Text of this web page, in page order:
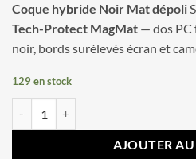
Coque hybride Noir Mat dépoli
Tech-Protect MagMat — dos PC
noir, bords surélevés écran et
129 en stock
AJOUTER